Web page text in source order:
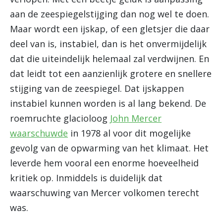
aan de zeespiegelstijging dan nog wel te doen.
Maar wordt een ijskap, of een gletsjer die daar
deel van is, instabiel, dan is het onvermijdelijk
dat die uiteindelijk helemaal zal verdwijnen. En
dat leidt tot een aanzienlijk grotere en snellere
stijging van de zeespiegel. Dat ijskappen
instabiel kunnen worden is al lang bekend. De
roemruchte glacioloog John Mercer
waarschuwde in 1978 al voor dit mogelijke
gevolg van de opwarming van het klimaat. Het
leverde hem vooral een enorme hoeveelheid
kritiek op. Inmiddels is duidelijk dat
waarschuwing van Mercer volkomen terecht
was.